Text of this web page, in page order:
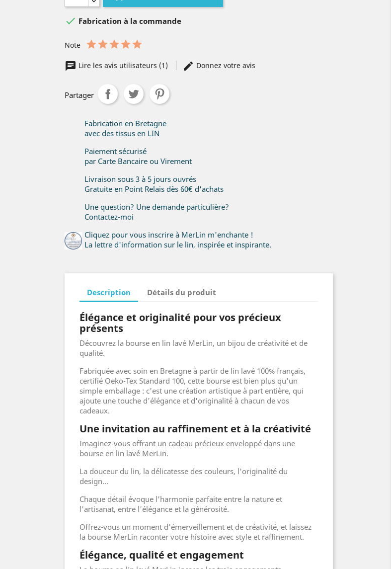
 Fabrication à la commande
Note
Lire les avis utilisateurs (1) Donnez votre avis
Partager
Fabrication en Bretagne
avec des tissus en LIN
Paiement sécurisé
par Carte Bancaire ou Virement
Livraison sous 3 à 5 jours ouvrés
Gratuite en Point Relais dès 60€ d'achats
Une question? Une demande particulière?
Contactez-moi
Cliquez pour vous inscrire à MerLin m'enchante !
La lettre d'information sur le lin, inspirée et inspirante.
Description Détails du produit
Élégance et originalité pour vos précieux
présents
Découvrez la bourse en lin lavé MerLin, un bijou de créativité et de
qualité.
Fabriquée avec soin en Bretagne à partir de lin lavé 100% français,
certifié Oeko-Tex Standard 100, cette bourse est bien plus qu'un
simple emballage : c'est une création artistique à part entière, qui
ajoute une touche d'élégance et d'originalité à chacun de vos
cadeaux.
Une invitation au raffinement et à la créativité
Imaginez-vous offrant un cadeau précieux enveloppé dans une
bourse en lin lavé MerLin.
La douceur du lin, la délicatesse des couleurs, l'originalité du
design...
Chaque détail évoque l'harmonie parfaite entre la nature et
l'artisanat, entre l'élégance et la générosité.
Offrez-vous un moment d'émerveillement et de créativité, et laissez
la bourse MerLin raconter votre histoire avec style et raffinement.
Élégance, qualité et engagement